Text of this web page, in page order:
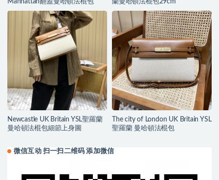
Manhattan翻蓋曼哈頓法棍包 蘭曼哈頓法棍包29cm
Newcastle UK Britain YSL聖羅蘭
曼哈頓法棍包細節上身圖
The city of London UK Britain YSL
聖羅蘭 曼哈頓法棍包
微信互动 扫一扫二维码 添加微信